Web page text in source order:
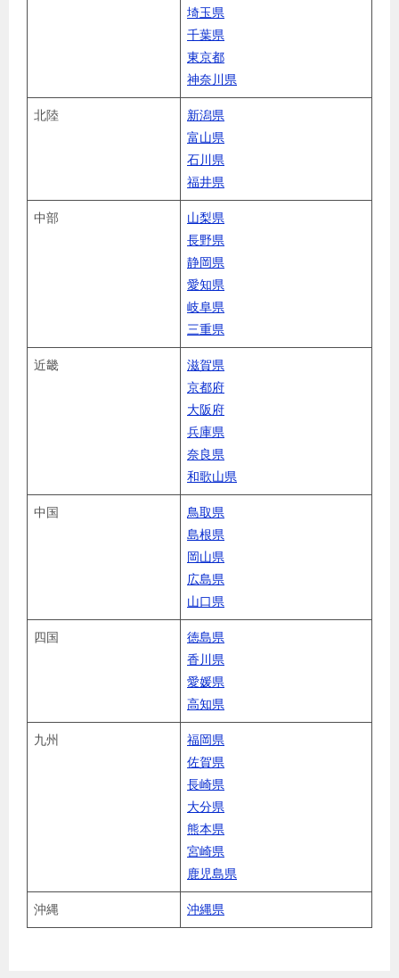
埼玉県
千葉県
東京都
神奈川県
北陸
新潟県
富山県
石川県
福井県
中部
山梨県
長野県
静岡県
愛知県
岐阜県
三重県
近畿
滋賀県
京都府
大阪府
兵庫県
奈良県
和歌山県
中国
鳥取県
島根県
岡山県
広島県
山口県
四国
徳島県
香川県
愛媛県
高知県
九州
福岡県
佐賀県
長崎県
大分県
熊本県
宮崎県
鹿児島県
沖縄 沖縄県